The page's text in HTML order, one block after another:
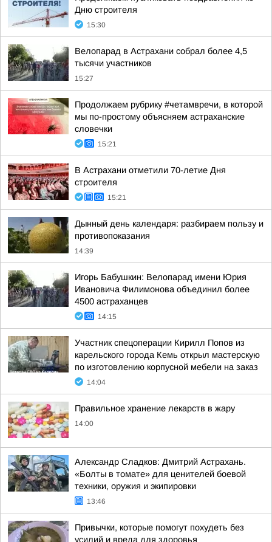
Дню строителя
15:30
Велопарад в Астрахани собрал более 4,5
тысячи участников
15:27
Продолжаем рубрику #четамвречи, в которой
мы по-простому объясняем астраханские
словечки
15:21
В Астрахани отметили 70-летие Дня
строителя
15:21
Дынный день календаря: разбираем пользу и
противопоказания
14:39
Игорь Бабушкин: Велопарад имени Юрия
Ивановича Филимонова объединил более
4500 астраханцев
14:15
Участник спецоперации Кирилл Попов из
карельского города Кемь открыл мастерскую
по изготовлению корпусной мебели на заказ
14:04
Правильное хранение лекарств в жару
14:00
Александр Сладков: Дмитрий Астрахань.
«Болты в томате» для ценителей боевой
техники, оружия и экипировки
13:46
Привычки, которые помогут похудеть без
усилий и вреда для здоровья